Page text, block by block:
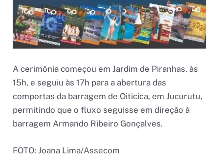
A cerimônia começou em Jardim de Piranhas, às
15h, e seguiu às 17h para a abertura das
comportas da barragem de Oiticica, em Jucurutu,
permitindo que o fluxo seguisse em direção à
barragem Armando Ribeiro Gonçalves.
FOTO: Joana Lima/Assecom